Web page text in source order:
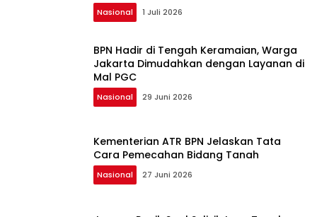
Nasional 1 Juli 2026
BPN Hadir di Tengah Keramaian, Warga
Jakarta Dimudahkan dengan Layanan di
Mal PGC
Nasional 29 Juni 2026
Kementerian ATR BPN Jelaskan Tata
Cara Pemecahan Bidang Tanah
Nasional 27 Juni 2026